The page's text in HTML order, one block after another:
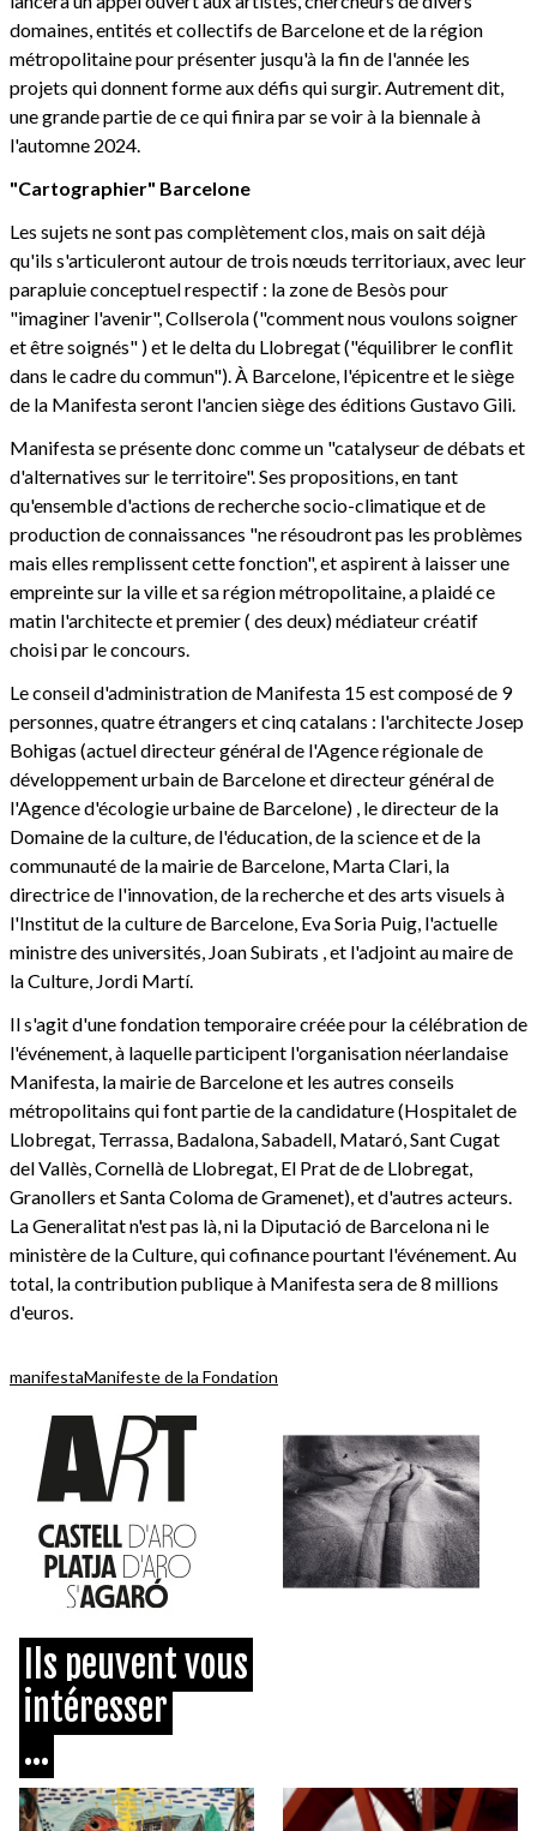
domaines, entités et collectifs de Barcelone et de la région
métropolitaine pour présenter jusqu'à la fin de l'année les
projets qui donnent forme aux défis qui surgir. Autrement dit,
une grande partie de ce qui finira par se voir à la biennale à
l'automne 2024.
"Cartographier" Barcelone
Les sujets ne sont pas complètement clos, mais on sait déjà
qu'ils s'articuleront autour de trois nœuds territoriaux, avec leur
parapluie conceptuel respectif : la zone de Besòs pour
"imaginer l'avenir", Collserola ("comment nous voulons soigner
et être soignés" ) et le delta du Llobregat ("équilibrer le conflit
dans le cadre du commun"). À Barcelone, l'épicentre et le siège
de la Manifesta seront l'ancien siège des éditions Gustavo Gili.
Manifesta se présente donc comme un "catalyseur de débats et
d'alternatives sur le territoire". Ses propositions, en tant
qu'ensemble d'actions de recherche socio-climatique et de
production de connaissances "ne résoudront pas les problèmes
mais elles remplissent cette fonction", et aspirent à laisser une
empreinte sur la ville et sa région métropolitaine, a plaidé ce
matin l'architecte et premier ( des deux) médiateur créatif
choisi par le concours.
Le conseil d'administration de Manifesta 15 est composé de 9
personnes, quatre étrangers et cinq catalans : l'architecte Josep
Bohigas (actuel directeur général de l'Agence régionale de
développement urbain de Barcelone et directeur général de
l'Agence d'écologie urbaine de Barcelone) , le directeur de la
Domaine de la culture, de l'éducation, de la science et de la
communauté de la mairie de Barcelone, Marta Clari, la
directrice de l'innovation, de la recherche et des arts visuels à
l'Institut de la culture de Barcelone, Eva Soria Puig, l'actuelle
ministre des universités, Joan Subirats , et l'adjoint au maire de
la Culture, Jordi Martí.
Il s'agit d'une fondation temporaire créée pour la célébration de
l'événement, à laquelle participent l'organisation néerlandaise
Manifesta, la mairie de Barcelone et les autres conseils
métropolitains qui font partie de la candidature (Hospitalet de
Llobregat, Terrassa, Badalona, Sabadell, Mataró, Sant Cugat
del Vallès, Cornellà de Llobregat, El Prat de de Llobregat,
Granollers et Santa Coloma de Gramenet), et d'autres acteurs.
La Generalitat n'est pas là, ni la Diputació de Barcelona ni le
ministère de la Culture, qui cofinance pourtant l'événement. Au
total, la contribution publique à Manifesta sera de 8 millions
d'euros.
manifestaManifeste de la Fondation
Ils peuvent vous
intéresser
...